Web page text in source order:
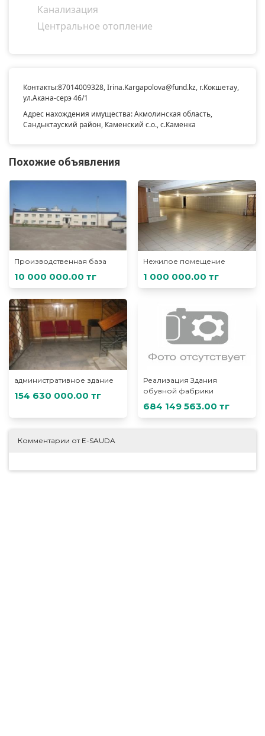
Канализация
Центральное отопление
Контакты:87014009328,Irina.Kargapolova@fund.kz, г.Кокшетау,
ул.Акана-серэ 46/1
Адрес нахождения имущества: Акмолинская область,
Сандыктауский район, Каменский с.о., с.Каменка
Похожие объявления
Производственная база
10 000 000.00 тг
Нежилое помещение
1 000 000.00 тг
административное здание
154 630 000.00 тг
Реализация Здания
обувной фабрики
684 149 563.00 тг
Комментарии от E-SAUDA